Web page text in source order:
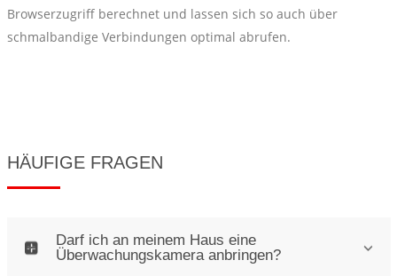
Browserzugriff berechnet und lassen sich so auch über
schmalbandige Verbindungen optimal abrufen.
HÄUFIGE FRAGEN
Darf ich an meinem Haus eine
Überwachungskamera anbringen?